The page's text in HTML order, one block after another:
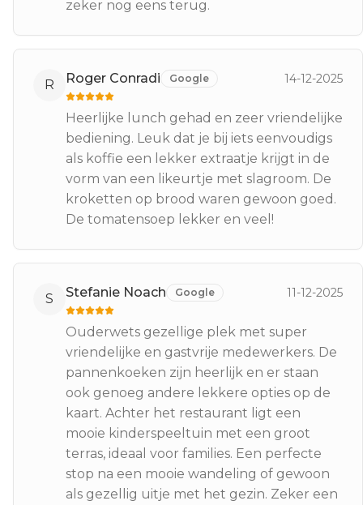
zeker nog eens terug.
R Roger Conradi Google 14-12-2025
Heerlijke lunch gehad en zeer vriendelijke
bediening. Leuk dat je bij iets eenvoudigs
als koffie een lekker extraatje krijgt in de
vorm van een likeurtje met slagroom. De
kroketten op brood waren gewoon goed.
De tomatensoep lekker en veel!
S Stefanie Noach Google 11-12-2025
Ouderwets gezellige plek met super
vriendelijke en gastvrije medewerkers. De
pannenkoeken zijn heerlijk en er staan
ook genoeg andere lekkere opties op de
kaart. Achter het restaurant ligt een
mooie kinderspeeltuin met een groot
terras, ideaal voor families. Een perfecte
stop na een mooie wandeling of gewoon
als gezellig uitje met het gezin. Zeker een